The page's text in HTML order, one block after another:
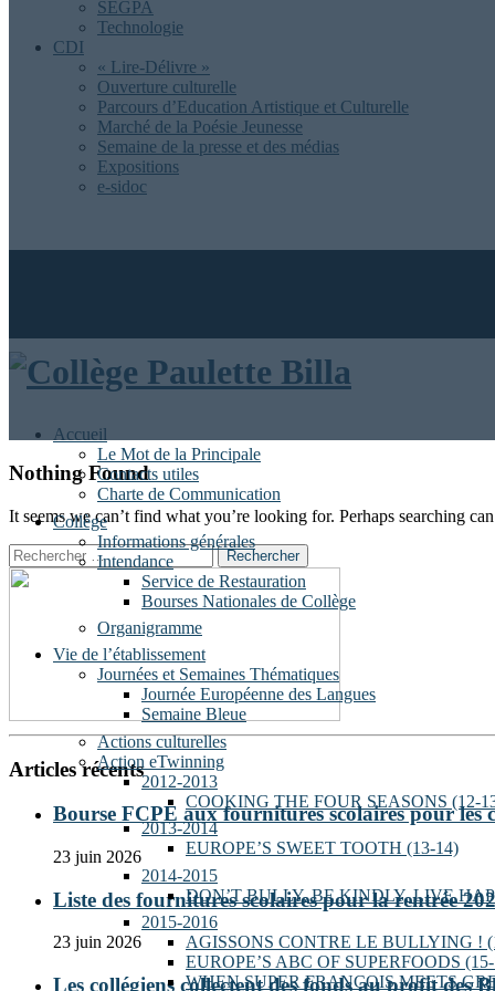
SEGPA
Technologie
CDI
« Lire-Délivre »
Ouverture culturelle
Parcours d’Education Artistique et Culturelle
Marché de la Poésie Jeunesse
Semaine de la presse et des médias
Expositions
e-sidoc
Accueil
Le Mot de la Principale
Contacts utiles
Charte de Communication
Collège
Informations générales
Intendance
Service de Restauration
Bourses Nationales de Collège
Organigramme
Vie de l’établissement
Journées et Semaines Thématiques
Journée Européenne des Langues
Semaine Bleue
Actions culturelles
Action eTwinning
2012-2013
COOKING THE FOUR SEASONS (12-
2013-2014
EUROPE’S SWEET TOOTH (13-14)
2014-2015
DON’T BULLY, BE KINDLY, LIVE
2015-2016
AGISSONS CONTRE LE BULLYING !
EUROPE’S ABC OF SUPERFOODS
WHEN SUPER FRANCOIS MEETS
Nothing Found
It seems we can’t find what you’re looking for. Perhaps searching
Rechercher
:
Articles récents
Bourse FCPE aux fournitures scolaires pour les
23 juin 2026
Liste des fournitures scolaires pour la rentrée
23 juin 2026
Les collégiens collectent des fonds au profit des